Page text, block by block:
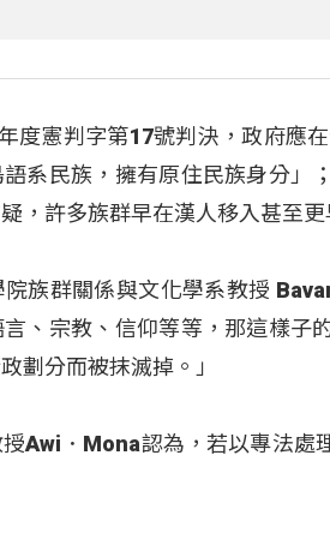
度憲判字第17號判決，政府應
語系民族，擁有原住民族身分」
，許多族群早在漢人移入甚至
族群關係與文化學系教授
、宗教、信仰等等，那這樣子
劃分而被抹滅掉。」
Awi．Mona認為，若以專法處